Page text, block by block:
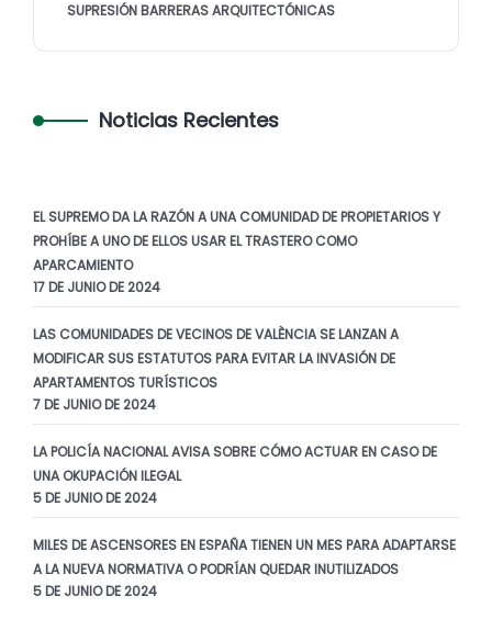
SUPRESIÓN BARRERAS ARQUITECTÓNICAS
Noticias Recientes
EL SUPREMO DA LA RAZÓN A UNA COMUNIDAD DE PROPIETARIOS Y
PROHÍBE A UNO DE ELLOS USAR EL TRASTERO COMO
APARCAMIENTO
17 DE JUNIO DE 2024
LAS COMUNIDADES DE VECINOS DE VALÈNCIA SE LANZAN A
MODIFICAR SUS ESTATUTOS PARA EVITAR LA INVASIÓN DE
APARTAMENTOS TURÍSTICOS
7 DE JUNIO DE 2024
LA POLICÍA NACIONAL AVISA SOBRE CÓMO ACTUAR EN CASO DE
UNA OKUPACIÓN ILEGAL
5 DE JUNIO DE 2024
MILES DE ASCENSORES EN ESPAÑA TIENEN UN MES PARA ADAPTARSE
A LA NUEVA NORMATIVA O PODRÍAN QUEDAR INUTILIZADOS
5 DE JUNIO DE 2024